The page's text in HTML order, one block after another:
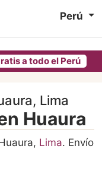
a todo el Perú
Perú
Lima
Huaura
Lima. Envío